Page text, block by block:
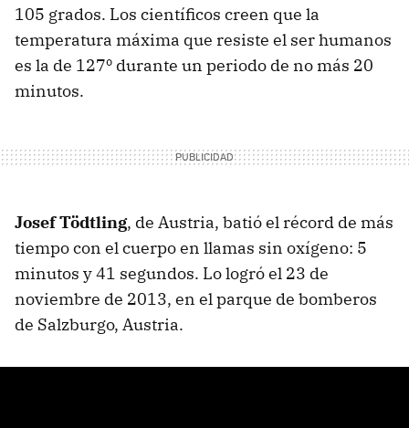
105 grados. Los científicos creen que la
temperatura máxima que resiste el ser humanos
es la de 127º durante un periodo de no más 20
minutos.
Josef Tödtling, de Austria, batió el récord de más
tiempo con el cuerpo en llamas sin oxígeno: 5
minutos y 41 segundos. Lo logró el 23 de
noviembre de 2013, en el parque de bomberos
de Salzburgo, Austria.